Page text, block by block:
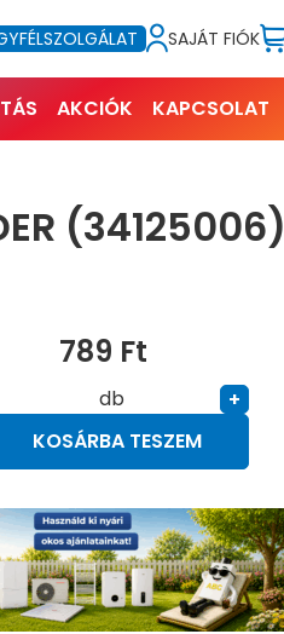
SAJÁT FIÓK
AKCIÓK KAPCSOLAT
(34125006)
789 Ft
db
+
KOSÁRBA TESZEM